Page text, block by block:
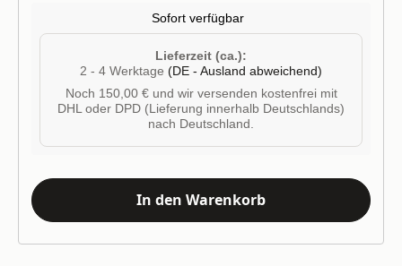
Sofort verfügbar
Lieferzeit (ca.):
2 - 4 Werktage (DE - Ausland abweichend)
Noch 150,00 € und wir versenden kostenfrei mit
DHL oder DPD (Lieferung innerhalb Deutschlands)
nach Deutschland.
In den Warenkorb